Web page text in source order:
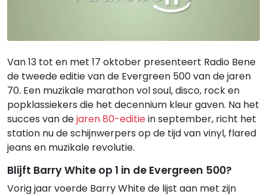
Van 13 tot en met 17 oktober presenteert Radio Bene
de tweede editie van de Evergreen 500 van de jaren
70. Een muzikale marathon vol soul, disco, rock en
popklassiekers die het decennium kleur gaven. Na het
succes van dejaren 80-editiein september, richt het
station nu de schijnwerpers op de tijd van vinyl, flared
jeans en muzikale revolutie.
Blijft Barry White op 1 in de Evergreen 500?
Vorig jaar voerde Barry White de lijst aan met zijn